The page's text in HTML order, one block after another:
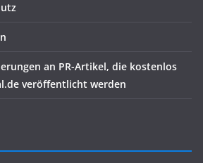
an PR-Artikel, die kostenlos
veröffentlicht werden